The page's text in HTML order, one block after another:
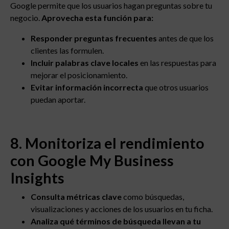
Google permite que los usuarios hagan preguntas sobre tu
negocio.Aprovecha esta función para:
Responder preguntas frecuentes antes de que los
clientes las formulen.
Incluir palabras clave locales en las respuestas para
mejorar el posicionamiento.
Evitar información incorrecta que otros usuarios
puedan aportar.
8. Monitoriza el rendimiento
con Google My Business
Insights
Consulta métricas clave como búsquedas,
visualizaciones y acciones de los usuarios en tu ficha.
Analiza qué términos de búsqueda llevan a tu